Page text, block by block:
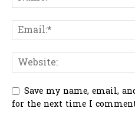
Save my name, email,
for the next time I